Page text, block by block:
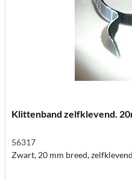
Klittenband zelfklevend.
56317
Zwart, 20 mm breed,